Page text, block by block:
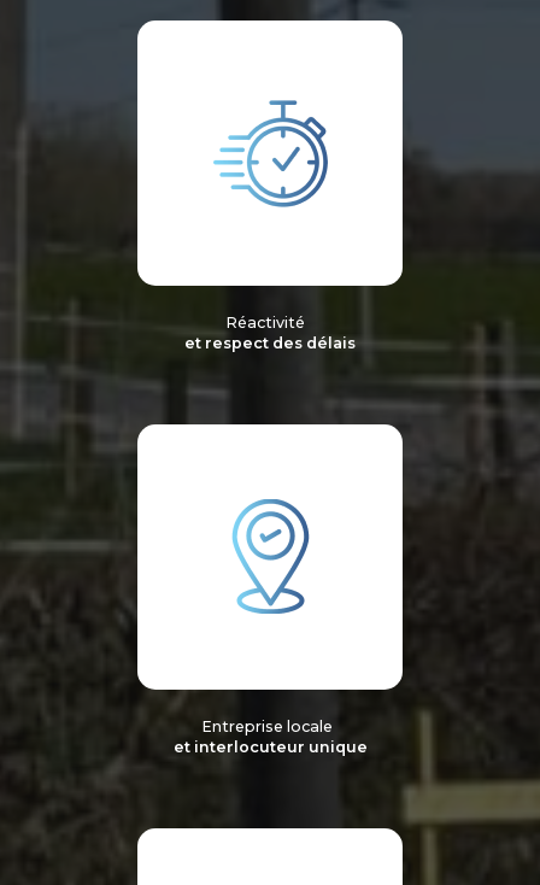
Réactivité
et respect des délais
Entreprise locale
et interlocuteur unique